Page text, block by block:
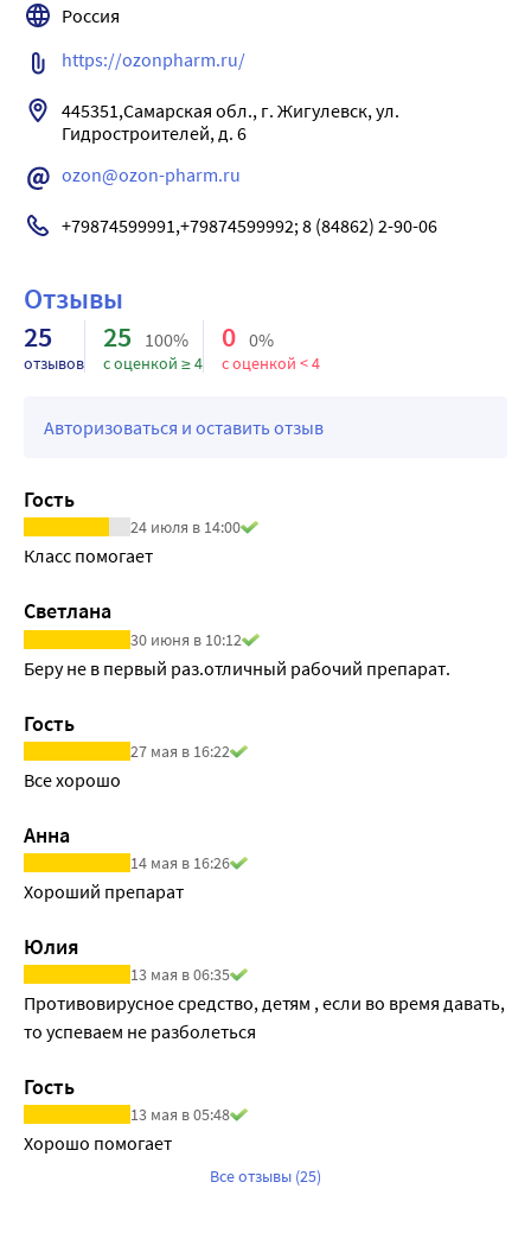
соотношение Т-супрессоров и Т-хелперов. Эффективен
против различных вирусных инфекций, в том числе
против вирусов гриппа, других острых респираторных
герпесвирусов. Механизм антивирусного действия связан
с ингибированием трансляции вирус-специфических
белков в инфицированных клетках, в результате чего
через кишечник (70 %) и через почки (9 %). Период
Россия
https://ozonpharm.ru/
445351,Самарская обл., г. Жигулевск, ул.
Гидростроителей, д. 6
ozon@ozon-pharm.ru
+79874599991,+79874599992; 8 (84862) 2-90-06
Отзывы
25
отзывов
25 100%
с оценкой ≥ 4
0 0%
с оценкой < 4
Авторизоваться и оставить отзыв
Гость
24 июля в 14:00
Класс помогает
Светлана
30 июня в 10:12
Беру не в первый раз.отличный рабочий препарат.
Гость
27 мая в 16:22
Все хорошо
Анна
14 мая в 16:26
Хороший препарат
Юлия
13 мая в 06:35
Противовирусное средство, детям , если во время давать,
то успеваем не разболеться
Гость
13 мая в 05:48
Хорошо помогает
Все отзывы (25)